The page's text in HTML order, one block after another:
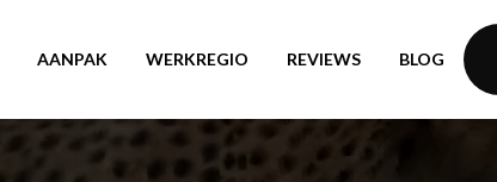
AANPAK WERKREGIO REVIEWS BLOG